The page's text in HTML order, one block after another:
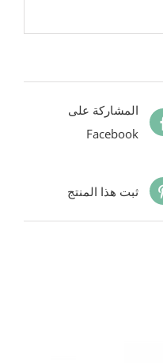
المشاركة على
Facebook
ثبت هذا المنتج